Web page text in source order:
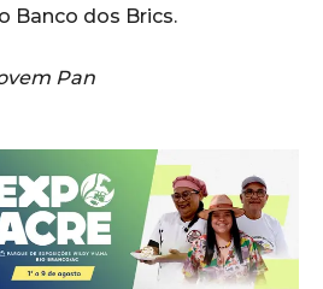
Banco dos Brics.
Pan